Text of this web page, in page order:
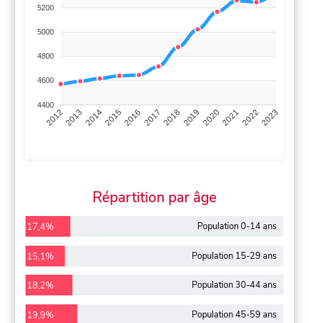
5200
5000
4800
4600
4400
201220132014201520162017 20182019 2020202120222023
Répartition par âge
17,4% Population 0-14 ans
15,1% Population 15-29 ans
18,2% Population 30-44 ans
19,9% Population 45-59 ans